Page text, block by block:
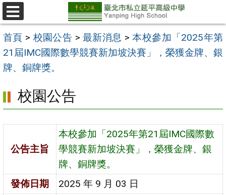
跳
至
主
要
內
選
單
首頁 > 校園公告 > 最新消息 >本校參加「2025年第
21屆IMC國際數學競賽新加坡決賽」，榮獲金牌、銀
牌、銅牌獎。
校園公告
公告主旨
本校參加「2025年第21屆IMC國際數
學競賽新加坡決賽」，榮獲金牌、銀
牌、銅牌獎。
發佈日期
2025 年 9 月 03 日